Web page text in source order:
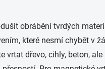
obrábění tvrdých
které nesmí chybět v
dřevo, cihly, beton,